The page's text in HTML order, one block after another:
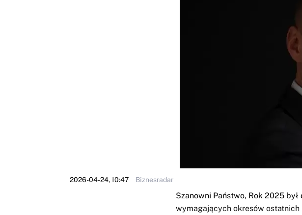
2026-04-24, 10:47 Biznesradar
Szanowni Państwo, Rok 2025
wymagających okresów